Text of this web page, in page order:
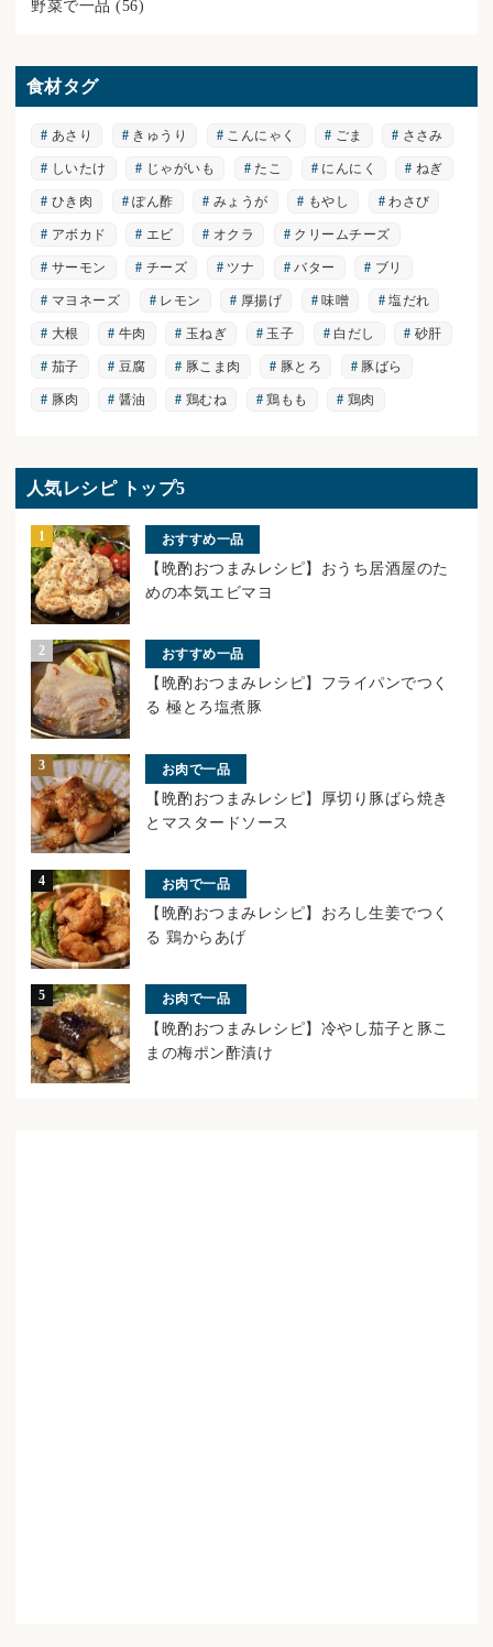
野菜で一品 (56)
食材タグ
あさり きゅうり こんにゃく ごま ささみ
しいたけ じゃがいも たこ にんにく ねぎ
ひき肉 ぽん酢 みょうが もやし わさび
アボカド エビ オクラ クリームチーズ
サーモン チーズ ツナ バター ブリ
マヨネーズ レモン 厚揚げ 味噌 塩だれ
大根 牛肉 玉ねぎ 玉子 白だし 砂肝
茄子 豆腐 豚こま肉 豚とろ 豚ばら
豚肉 醤油 鶏むね 鶏もも 鶏肉
人気レシピ トップ5
おすすめ一品
【晩酌おつまみレシピ】おうち居酒屋のた
めの本気エビマヨ
おすすめ一品
【晩酌おつまみレシピ】フライパンでつく
る 極とろ塩煮豚
お肉で一品
【晩酌おつまみレシピ】厚切り豚ばら焼き
とマスタードソース
お肉で一品
【晩酌おつまみレシピ】おろし生姜でつく
る 鶏からあげ
お肉で一品
【晩酌おつまみレシピ】冷やし茄子と豚こ
まの梅ポン酢漬け